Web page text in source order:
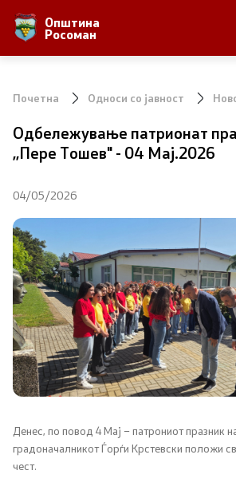
Општина
Росоман
За Општината
Населби и населеност
Аграр
Природни Богатства
Локална Самоуправа
Градоначалник
Вработени
Совет на општината
ООУ Пере Тошев
Почетна Односи со јавност
Одбележување патрионат
,,Пере Тошев" - 04 Мај.2026
04/05/2026
Денес, по повод 4 Мај – патрониот празник
градоначалникот Ѓорѓи Крстевски положи
чест.